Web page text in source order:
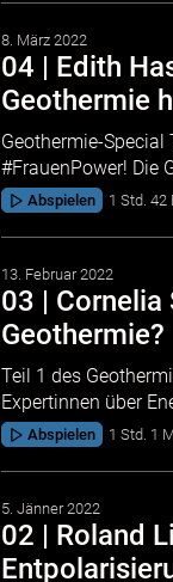
8. März 2022
04 | Edith
Geothermie
Geothermie-
#FrauenPower! Die
Abspielen 1 Std. 42
13. Februar 2022
03 | Cornelia
Geothermie?
Teil 1 des
Expertinnen über
Abspielen 1 Std. 1
5. Jänner 2022
02 | Roland